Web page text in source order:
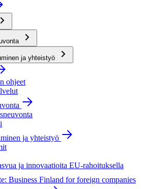
ja yhteistyö
ohjeet
ja yhteistyö
ja innovaatioita EU-rahoituksella
Business Finland for foreign companies